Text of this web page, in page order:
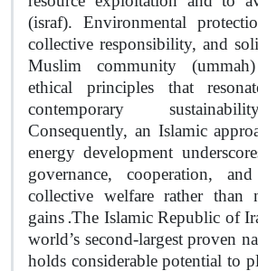
(israf). Environmental
collective responsibility, and
Muslim community
ethical principles that
contemporary
Consequently, an Islamic
energy development
governance, cooperation,
collective welfare rather than
gains .The Islamic Republic of
world’s second-largest proven
holds considerable potential to